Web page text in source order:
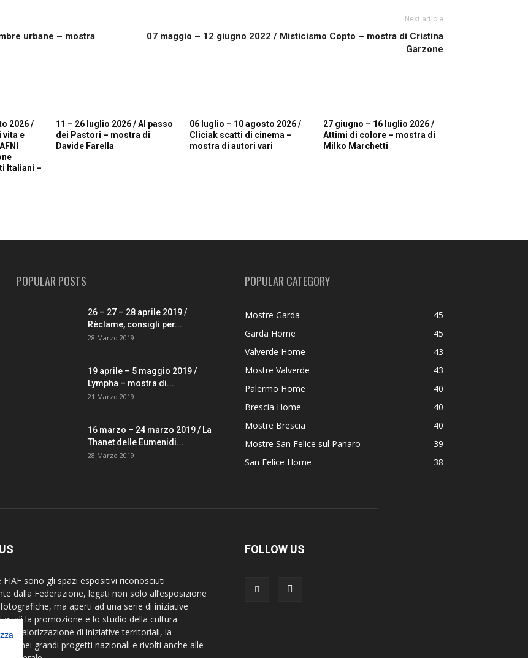
urbane – mostra
Next article
07 maggio – 12 giugno 2022 / Misticismo Copto – mostra di Cristina
Garzone
2026 /
vita e
Italiani –
11 – 26 luglio 2026 / Al passo
dei Pastori – mostra di
Davide Farella
06 luglio – 10 agosto 2026 /
Cliciak scatti di cinema –
mostra di autori vari
27 giugno – 16 luglio 2026 /
Attimi di colore – mostra di
Milko Marchetti
POPULAR POSTS
26 – 27 – 28 aprile 2019 /
Rèclame, consigli per...
28 Marzo 2019
19 aprile – 5 maggio 2019 /
Lympha – mostra di...
21 Marzo 2019
16 marzo – 24 marzo 2019 / La
Thanet delle Eumenidi...
28 Marzo 2019
POPULAR CATEGORY
Mostre Garda
45
Garda Home
45
Valverde Home
43
Mostre Valverde
43
Palermo Home
40
Brescia Home
40
Mostre Brescia
40
Mostre San Felice sul Panaro
39
San Felice Home
38
FIAF sono gli spazi espositivi riconosciuti
dalla Federazione, legati non solo all’esposizione
ma aperti ad una serie di iniziative
quali la promozione e lo studio della cultura
la valorizzazione di iniziative territoriali, la
nei grandi progetti nazionali e rivolti anche alle
FOLLOW US